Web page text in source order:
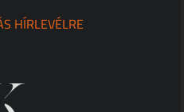
HÍRLEVÉLRE